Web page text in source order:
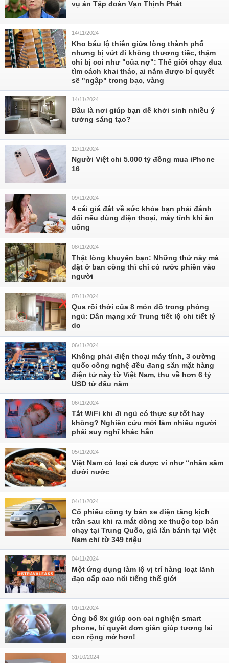
vụ án Tập đoàn Vạn Thịnh Phát
14/11/2024
Kho báu lộ thiên giữa lòng thành phố
nhưng bị vứt đi không thương tiếc, thậm
chí bị coi như "của nợ": Thế giới chạy đua
tìm cách khai thác, ai nắm được bí quyết
sẽ "ngập" trong bạc, vàng
14/11/2024
Đâu là nơi giúp bạn dễ khởi sinh nhiều ý
tưởng sáng tạo?
12/11/2024
Người Việt chi 5.000 tỷ đồng mua iPhone
16
09/11/2024
4 cái giá đắt về sức khỏe bạn phải đánh
đổi nếu dùng điện thoại, máy tính khi ăn
uống
08/11/2024
Thật lòng khuyên bạn: Những thứ này mà
đặt ở ban công thì chỉ có rước phiền vào
người
07/11/2024
Qua rồi thời của 8 món đồ trong phòng
ngủ: Dân mạng xứ Trung tiết lộ chi tiết lý
do
06/11/2024
Không phải điện thoại máy tính, 3 cường
quốc công nghệ đều đang săn mặt hàng
điện tử này từ Việt Nam, thu về hơn 6 tỷ
USD từ đầu năm
06/11/2024
Tắt WiFi khi đi ngủ có thực sự tốt hay
không? Nghiên cứu mới làm nhiều người
phải suy nghĩ khác hẳn
05/11/2024
Việt Nam có loại cá được ví như “nhân sâm
dưới nước
04/11/2024
Cổ phiếu công ty bán xe điện tăng kịch
trần sau khi ra mắt dòng xe thuộc top bán
chạy tại Trung Quốc, giá lăn bánh tại Việt
Nam chỉ từ 349 triệu
04/11/2024
Một ứng dụng làm lộ vị trí hàng loạt lãnh
đạo cấp cao nổi tiếng thế giới
01/11/2024
Ông bố 9x giúp con cai nghiện smart
phone, bí quyết đơn giản giúp tương lai
con rộng mở hơn!
31/10/2024